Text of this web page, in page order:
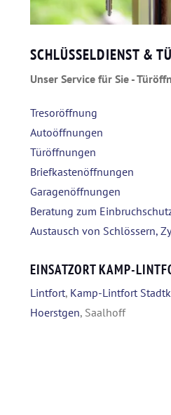
SCHLÜSSELDIENST &
Unser Service für Sie -
Tresoröffnung
Autoöffnungen
Türöffnungen
Briefkastenöffnungen
Garagenöffnungen
Beratung zum
Austausch von Schlössern,
EINSATZORT KAMP-
Lintfort, Kamp-Lintfort
Hoerstgen, Saalhoff